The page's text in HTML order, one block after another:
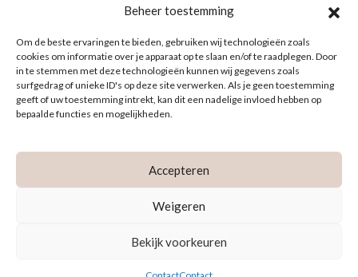
Beheer toestemming
Om de beste ervaringen te bieden, gebruiken wij technologieën zoals
cookies om informatie over je apparaat op te slaan en/of te raadplegen. Door
in te stemmen met deze technologieën kunnen wij gegevens zoals
surfgedrag of unieke ID's op deze site verwerken. Als je geen toestemming
geeft of uw toestemming intrekt, kan dit een nadelige invloed hebben op
bepaalde functies en mogelijkheden.
Accepteren
Weigeren
Bekijk voorkeuren
Copyright © 2016 - 2026 Maike Maessen. Contact